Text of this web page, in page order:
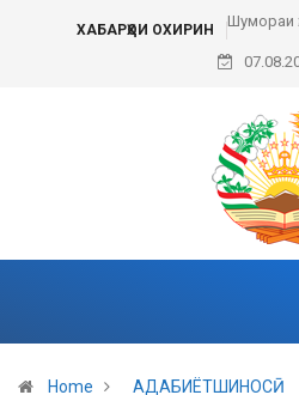
ХАБАРҲОИ ОХИРИН Шумораи
Home АДАБИЁТШИНОСӢ